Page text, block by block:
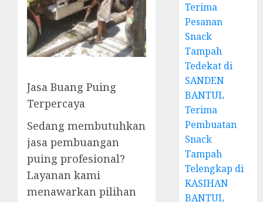
Jasa Buang Puing
Terpercaya
Sedang membutuhkan
jasa pembuangan
puing profesional?
Layanan kami
menawarkan pilihan
Terima
Pesanan
Snack
Tampah
Tedekat di
SANDEN
BANTUL
Terima
Pembuatan
Snack
Tampah
Telengkap di
KASIHAN
BANTUL